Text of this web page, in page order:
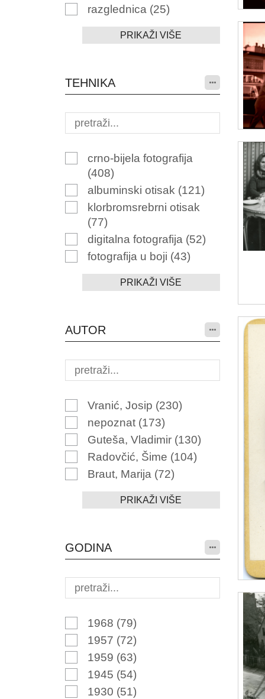
razglednica (25)
PRIKAŽI VIŠE
TEHNIKA
crno-bijela fotografija
(408)
albuminski otisak (121)
klorbromsrebrni otisak
(77)
digitalna fotografija (52)
fotografija u boji (43)
PRIKAŽI VIŠE
AUTOR
Vranić, Josip (230)
nepoznat (173)
Guteša, Vladimir (130)
Radovčić, Šime (104)
Braut, Marija (72)
PRIKAŽI VIŠE
GODINA
1968 (79)
1957 (72)
1959 (63)
1945 (54)
1930 (51)